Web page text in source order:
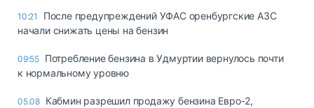
10:21
После предупреждений УФАС оренбургские АЗС
начали снижать цены на бензин
09:55 Потребление бензина в Удмуртии вернулось почти
к нормальному уровню
05.08 Кабмин разрешил продажу бензина Евро-2,